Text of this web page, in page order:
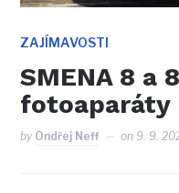
ZAJÍMAVOSTI
SMENA 8 a
fotoaparáty
by Ondřej Neff on 9. 9.